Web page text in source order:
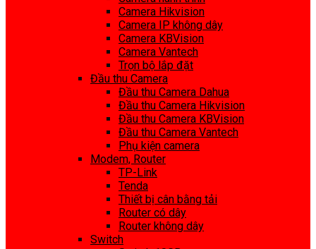
Camera Hikvision
Camera IP không dây
Camera KBVision
Camera Vantech
Trọn bộ lắp đặt
Đầu thu Camera
Đầu thu Camera Dahua
Đầu thu Camera Hikvision
Đầu thu Camera KBVision
Đầu thu Camera Vantech
Phụ kiện camera
Modem, Router
TP-Link
Tenda
Thiết bị cân bằng tải
Router có dây
Router không dây
Switch